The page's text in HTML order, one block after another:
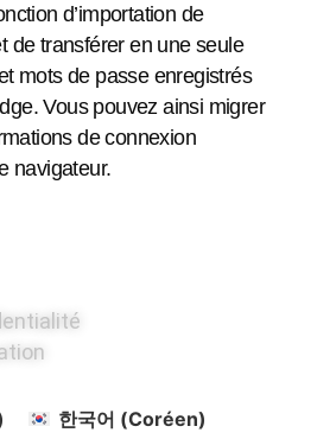
d’importation de
de transférer en une seule
mots de passe enregistrés
Vous pouvez ainsi migrer
de connexion
navigateur.
한국어 (Coréen)